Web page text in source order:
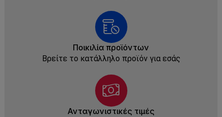
Ποικιλία προϊόντων
Βρείτε το κατάλληλο προϊόν για εσάς
Ανταγωνιστικές τιμές